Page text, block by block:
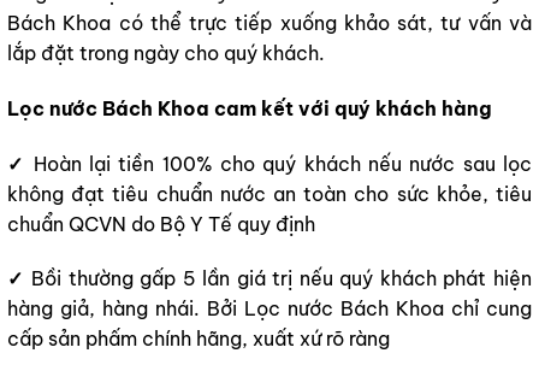
Bách Khoa có thể trực tiếp xuống khảo sát, tư vấn và
lắp đặt trong ngày cho quý khách.
Lọc nước Bách Khoa cam kết với quý khách hàng
✓ Hoàn lại tiền 100% cho quý khách nếu nước sau lọc
không đạt tiêu chuẩn nước an toàn cho sức khỏe, tiêu
chuẩn QCVN do Bộ Y Tế quy định
✓ Bồi thường gấp 5 lần giá trị nếu quý khách phát hiện
hàng giả, hàng nhái. Bởi Lọc nước Bách Khoa chỉ cung
cấp sản phấm chính hãng, xuất xứ rõ ràng